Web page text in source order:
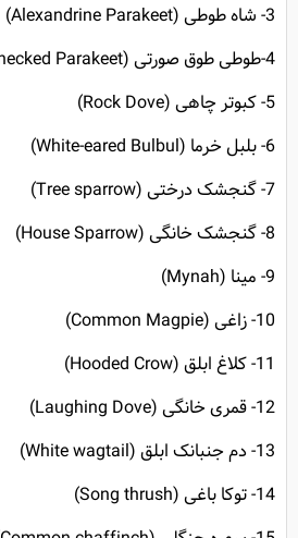
3- شاه طوطی (Alexandrine Parakeet)
4-طوطی طوق صورتی (Ring necked Parakeet)
5- کبوتر چاهی (Rock Dove)
6- بلبل خرما (White-eared Bulbul)
7- گنجشک درختی (Tree sparrow)
8- گنجشک خانگی (House Sparrow)
9- مینا (Mynah)
10- زاغی (Common Magpie)
11- کلاغ ابلق (Hooded Crow)
12- قمری خانگی (Laughing Dove)
13- دم جنبانک ابلق (White wagtail)
14- توکا باغی (
Song thrush)